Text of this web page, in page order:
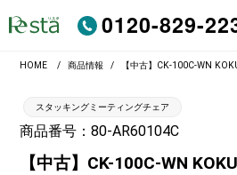
0120-829-
HOME 商品情報 【中古】CK-100C-WN KOKUYO(コ
スタッキングミーティングチェア
商品番号：80-AR60104C
【中古】CK-100C-WN